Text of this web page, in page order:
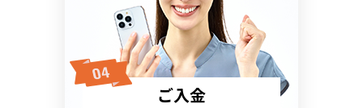
ご入金